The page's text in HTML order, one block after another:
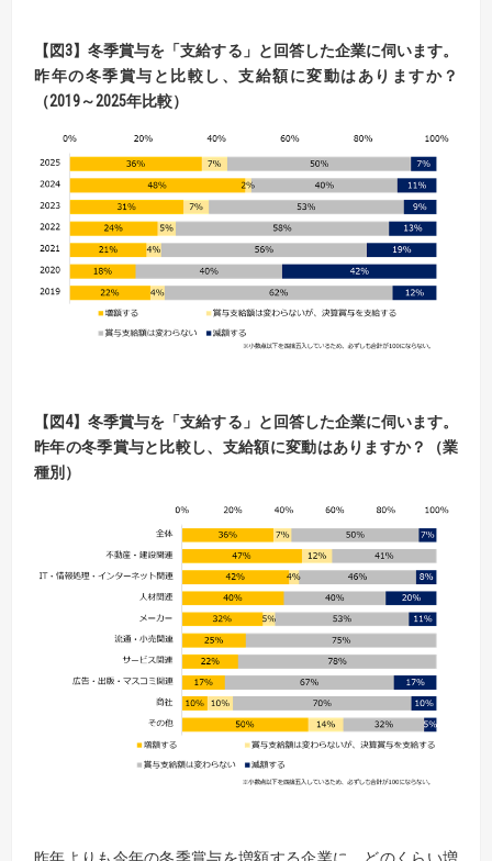
【 図3】冬季賞与を「支給する」と回答した企業に伺います。
昨年の冬季賞与と比較し、支給額に変動はありますか？
（2019～2025年比較）
【 図4】冬季賞与を「支給する」と回答した企業に伺います。
昨年の冬季賞与と比較し、支給額に変動はありますか？（業
種別）